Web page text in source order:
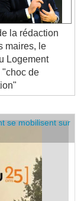
maires, le
Logement
de
se mobilisent sur